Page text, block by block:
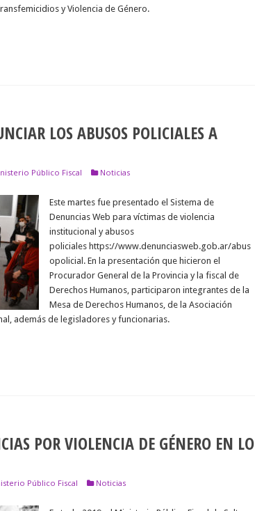
y Violencia de Género.
LOS ABUSOS POLICIALES A
Público Fiscal
Noticias
Este martes fue presentado el Sistema de
Denuncias Web para víctimas de violencia
institucional y abusos
policiales https://www.denunciasweb.gob.ar/abus
opolicial. En la presentación que hicieron el
Procurador General de la Provincia y la fiscal de
Derechos Humanos, participaron integrantes de la
Mesa de Derechos Humanos, de la Asociación
además de legisladores y funcionarias.
POR VIOLENCIA DE GÉNERO EN LO
Público Fiscal
Noticias